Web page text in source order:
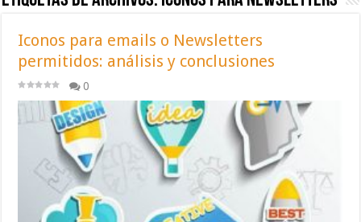
Iconos para emails o Newsletters
permitidos: análisis y conclusiones
0